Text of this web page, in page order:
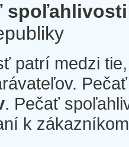
spoľahlivosti
patrí medzi
. Pečať
k